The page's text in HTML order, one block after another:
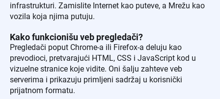
infrastrukturi. Zamislite Internet kao puteve, a Mrežu kao
vozila koja njima putuju.
Kako funkcionišu veb pregledači?
Pregledači poput Chrome-a ili Firefox-a deluju kao
prevodioci, pretvarajući HTML, CSS i JavaScript kod u
vizuelne stranice koje vidite. Oni šalju zahteve veb
serverima i prikazuju primljeni sadržaj u korisnički
prijatnom formatu.